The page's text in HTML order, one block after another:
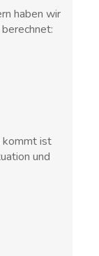
haben wir
kommt ist
und